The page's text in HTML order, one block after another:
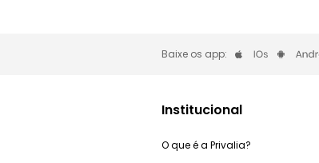
Baixe os app:
Institucional
O que é a Privalia?